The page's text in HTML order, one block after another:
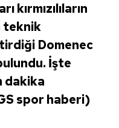
kırmızılıların
teknik
Domenec
İşte
dakika
spor haberi)